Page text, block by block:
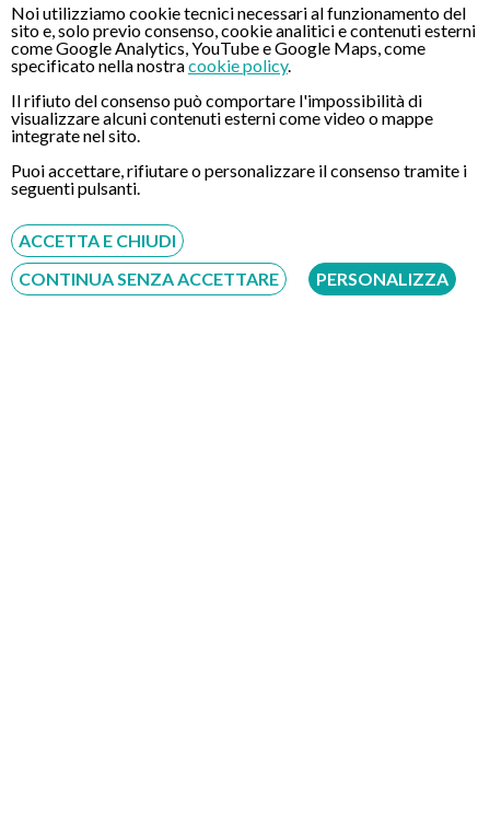
Noi utilizziamo cookie tecnici necessari al funzionamento del
sito e, solo previo consenso, cookie analitici e contenuti esterni
come Google Analytics, YouTube e Google Maps, come
specificato nella nostracookie policy.
Il rifiuto del consenso può comportare l'impossibilità di
visualizzare alcuni contenuti esterni come video o mappe
integrate nel sito.
Puoi accettare, rifiutare o personalizzare il consenso tramite i
seguenti pulsanti.
ACCETTA E CHIUDI
CONTINUA SENZA ACCETTARE
PERSONALIZZA
stai assumendo (in particolare aspirina ed anticoagulanti).
Sarai preventivamente avvertito qualora sia necessario
sospenderne alcuni(es. inibitori di pompa protonica);
Comunicare al medico eventuali allergie, anche a specifici
farmaci.
Il medico ti chiederà
Malattie cardiache;
Patologie polmonari;